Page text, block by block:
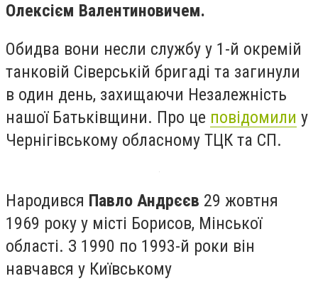
Олексієм Валентиновичем.
Обидва вони несли службу у 1-й окремій
танковій Сіверській бригаді та загинули
в один день, захищаючи Незалежність
нашої Батьківщини. Про це повідомили у
Чернігівському обласному ТЦК та СП.
Народився Павло Андрєєв 29 жовтня
1969 року у місті Борисов, Мінської
області. З 1990 по 1993-й роки він
навчався у Київському